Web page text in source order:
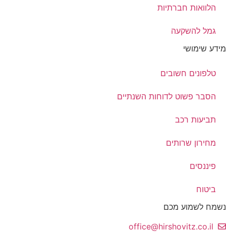
הלוואות חברתיות
גמל להשקעה
מידע שימושי
טלפונים חשובים
הסבר פשוט לדוחות השנתיים
תביעות רכב
מחירון שרותים
פיננסים
ביטוח
נשמח לשמוע מכם
office@hirshovitz.co.il